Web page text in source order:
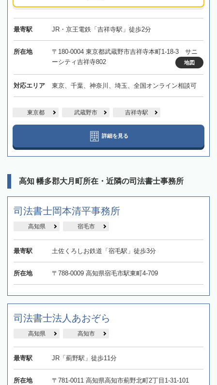
最寄駅 JR・京王電鉄「吉祥寺駅」徒歩2分
所在地
〒180-0004 東京都武蔵野市吉祥寺本町1-18-3 サニ
ーシティ吉祥寺802
地図
対応エリア 東京、千葉、神奈川、埼玉、全国オンライン相談可
東京都 武蔵野市 吉祥寺駅
詳細を見る
高知 幡多郡大月町所在・近隣の司法書士事務所
司法書士岡本清平事務所
高知県 宿毛市
最寄駅 土佐くろしお鉄道「宿毛駅」徒歩3分
所在地 〒788-0009 高知県宿毛市駅東町4-709
司法書士法人あおぞら
高知県 高知市
最寄駅 JR「薊野駅」徒歩11分
所在地 〒781-0011 高知県高知市薊野北町2丁目1-31-101